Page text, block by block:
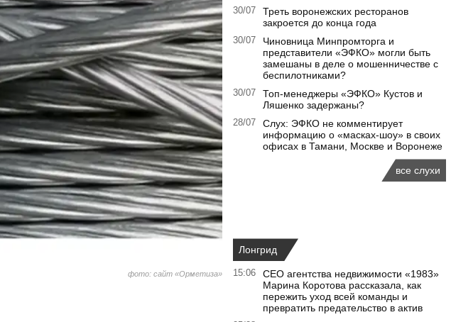
фото: сайт «Орметиза»
30/07
Треть воронежских ресторанов
закроется до конца года
30/07
Чиновница Минпромторга и
представители «ЭФКО» могли быть
замешаны в деле о мошенничестве с
беспилотниками?
30/07
Топ-менеджеры «ЭФКО» Кустов и
Ляшенко задержаны?
28/07
Слух: ЭФКО не комментирует
информацию о «масках-шоу» в своих
офисах в Тамани, Москве и Воронеже
все слухи
Лонгрид
15:06
CEO агентства недвижимости «1983»
Марина Коротова рассказала, как
пережить уход всей команды и
превратить предательство в актив